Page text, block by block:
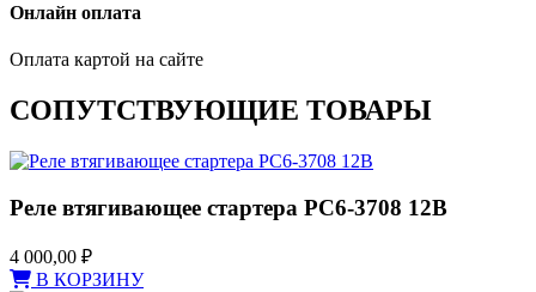
Онлайн оплата
Оплата картой на сайте
СОПУТСТВУЮЩИЕ ТОВАРЫ
Реле втягивающее стартера РС6-3708 12В
4 000,00 ₽
В КОРЗИНУ